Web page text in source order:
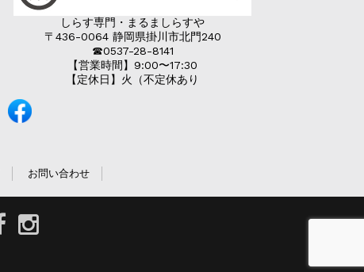
しらす専門・まるましらすや
〒436-0064 静岡県掛川市北門240
☎︎0537-28-8141
【営業時間】9:00〜17:30
【定休日】火（不定休あり
お問い合わせ